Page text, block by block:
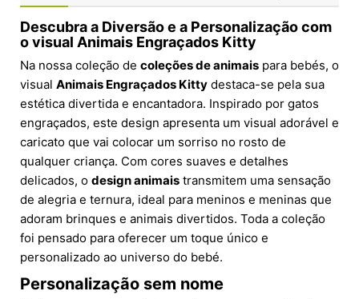
Descubra a Diversão e a Personalização com
o visual Animais Engraçados Kitty
Na nossa coleção de coleções de animais para bebés, o
visual Animais Engraçados Kitty destaca-se pela sua
estética divertida e encantadora. Inspirado por gatos
engraçados, este design apresenta um visual adorável e
caricato que vai colocar um sorriso no rosto de
qualquer criança. Com cores suaves e detalhes
delicados, o design animais transmitem uma sensação
de alegria e ternura, ideal para meninos e meninas que
adoram brinques e animais divertidos. Toda a coleção
foi pensado para oferecer um toque único e
personalizado ao universo do bebé.
Personalização sem nome